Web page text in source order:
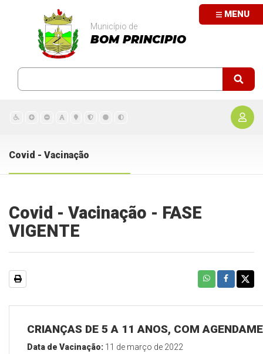
MENU
Município de
BOM PRINCIPIO
Covid - Vacinação
Covid - Vacinação - FASE
VIGENTE
CRIANÇAS DE 5 A 11 ANOS, COM
Data de Vacinação: 11 de março de 2022